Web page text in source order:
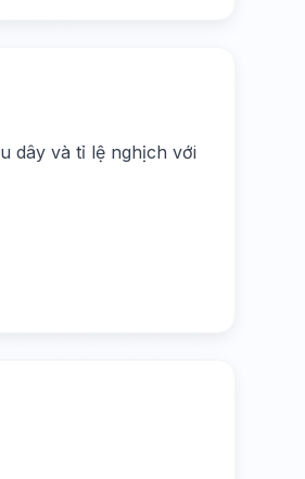
dây và tỉ lệ nghịch với